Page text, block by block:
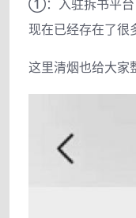
①：入驻拆书平台
现在已经存在了很
这里清烟也给大家